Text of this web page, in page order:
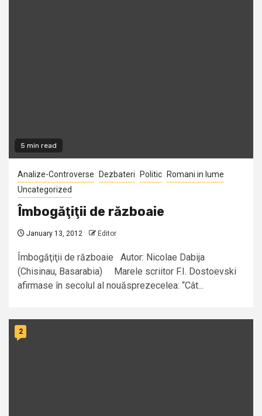
5 min read
Analize-Controverse Dezbateri Politic
Romani in lume
Uncategorized
Îmbogăţiţii de războaie
January 13, 2012 Editor
Îmbogăţiţii de războaie Autor: Nicolae Dabija
(Chisinau, Basarabia) Marele scriitor F.I. Dostoevski
afirmase în secolul al nouăsprezecelea: “Cât...
2